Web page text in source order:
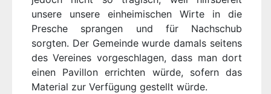
unsere unsere einheimischen Wirte in die
Presche sprangen und für Nachschub
sorgten. Der Gemeinde wurde damals seitens
des Vereines vorgeschlagen, dass man dort
einen Pavillon errichten würde, sofern das
Material zur Verfügung gestellt würde.